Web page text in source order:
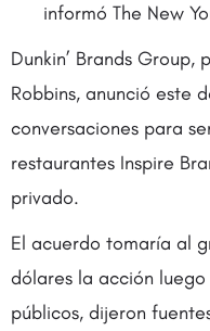
informó The New
Dunkin’ Brands Group,
Robbins, anunció este
conversaciones para
restaurantes Inspire
privado.
El acuerdo tomaría al
dólares la acción
públicos, dijeron